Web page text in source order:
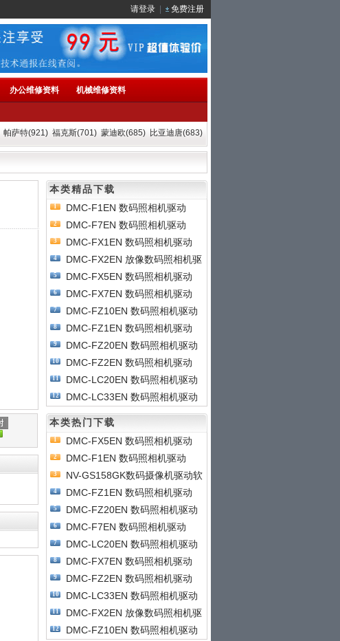
请登录 免费注册
办公维修资料 机械维修资料
帕萨特(921) 福克斯(701) 蒙迪欧(685) 比亚迪唐(683)
本类精品下载
1 DMC-F1EN 数码照相机驱动
2 DMC-F7EN 数码照相机驱动
3 DMC-FX1EN 数码照相机驱动
4
DMC-FX2EN 放像数码照相机驱
动
5 DMC-FX5EN 数码照相机驱动
6 DMC-FX7EN 数码照相机驱动
7 DMC-FZ10EN 数码照相机驱动
8 DMC-FZ1EN 数码照相机驱动
9 DMC-FZ20EN 数码照相机驱动
10 DMC-FZ2EN 数码照相机驱动
11 DMC-LC20EN 数码照相机驱动
12 DMC-LC33EN 数码照相机驱动
本类热门下载
1 DMC-FX5EN 数码照相机驱动
2 DMC-F1EN 数码照相机驱动
3
NV-GS158GK数码摄像机驱动软
件
4 DMC-FZ1EN 数码照相机驱动
5 DMC-FZ20EN 数码照相机驱动
6 DMC-F7EN 数码照相机驱动
7 DMC-LC20EN 数码照相机驱动
8 DMC-FX7EN 数码照相机驱动
9 DMC-FZ2EN 数码照相机驱动
10 DMC-LC33EN 数码照相机驱动
11
DMC-FX2EN 放像数码照相机驱
动
12 DMC-FZ10EN 数码照相机驱动